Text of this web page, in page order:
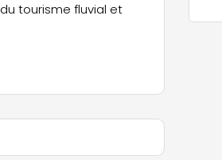
tourisme fluvial et